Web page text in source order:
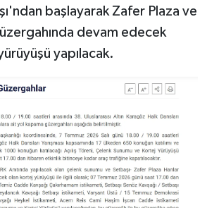
başlayarak Zafer Plaza ve
devam edecek
yapılacak.